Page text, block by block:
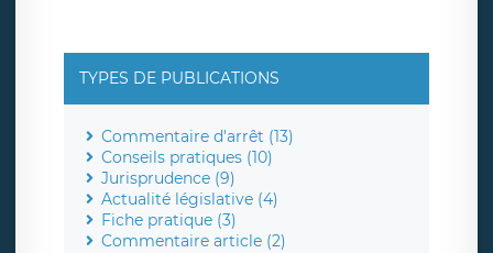
TYPES DE PUBLICATIONS
Commentaire d'arrêt (13)
Conseils pratiques (10)
Jurisprudence (9)
Actualité législative (4)
Fiche pratique (3)
Commentaire article (2)